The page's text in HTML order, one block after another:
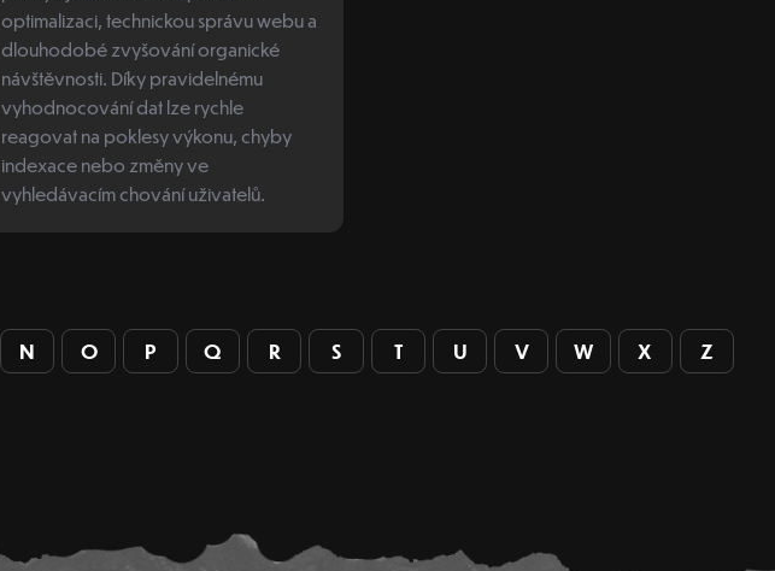
optimalizaci, technickou správu webu a
dlouhodobé zvyšování organické
návštěvnosti. Díky pravidelnému
vyhodnocování dat lze rychle
reagovat na poklesy výkonu, chyby
indexace nebo změny ve
vyhledávacím chování uživatelů.
N O P Q R S T U V W X Z